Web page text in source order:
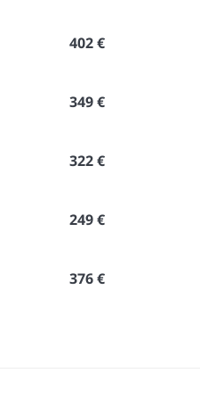
402 €
349 €
322 €
249 €
376 €